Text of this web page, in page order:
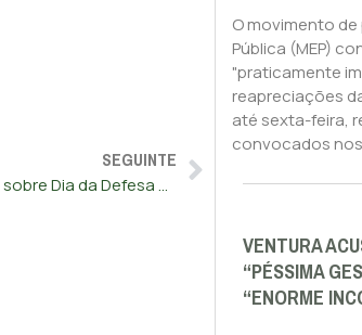
SEGUINTE
Parlamento aprova proposta do CHEGA sobre Dia da Defesa Nacional
O movimento
Pública (MEP)
"praticamente
reapreciações
até sexta-feira,
convocados
VENTURA
“PÉSSIMA
“ENORME